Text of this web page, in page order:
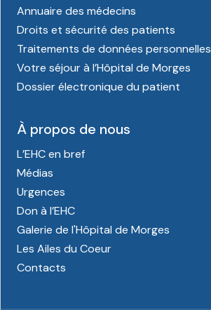
Annuaire des médecins
Droits et sécurité des patients
Traitements de données personnelles
Votre séjour à l’Hôpital de Morges
Dossier électronique du patient
À propos de nous
L’EHC en bref
Médias
Urgences
Don à l’EHC
Galerie de l'Hôpital de Morges
Les Ailes du Coeur
Contacts